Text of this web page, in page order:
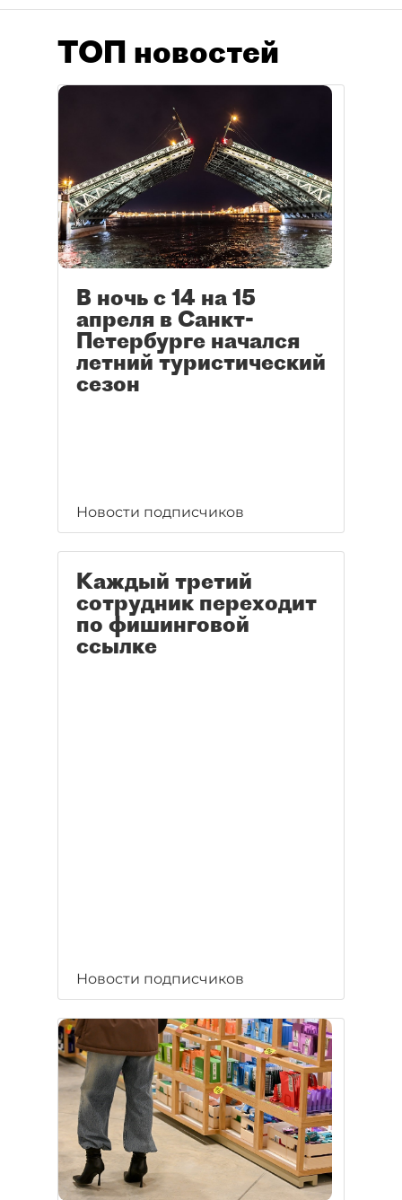
ТОП новостей
В ночь с 14 на 15
апреля в Санкт-
Петербурге начался
летний туристический
сезон
Новости подписчиков
Каждый третий
сотрудник переходит
по фишинговой
ссылке
Новости подписчиков